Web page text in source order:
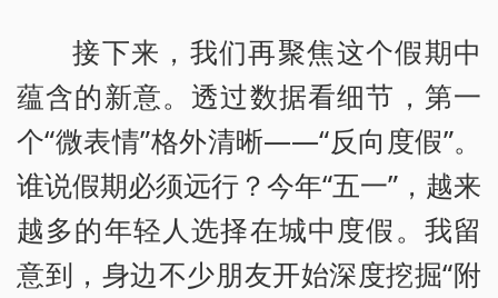
接下来，我们再聚焦这个假期中
蕴含的新意。透过数据看细节，第一
个“微表情”格外清晰——“反向度假”。
谁说假期必须远行？今年“五一”，越来
越多的年轻人选择在城中度假。我留
意到，身边不少朋友开始深度挖掘“附